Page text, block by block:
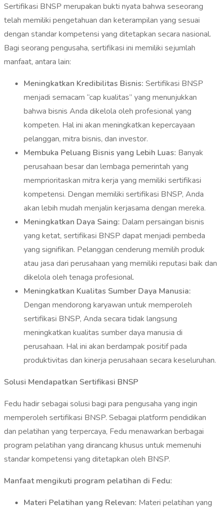
Sertifikasi BNSP merupakan bukti nyata bahwa seseorang
telah memiliki pengetahuan dan keterampilan yang sesuai
dengan standar kompetensi yang ditetapkan secara nasional.
Bagi seorang pengusaha, sertifikasi ini memiliki sejumlah
manfaat, antara lain:
Meningkatkan Kredibilitas Bisnis: Sertifikasi BNSP
menjadi semacam “cap kualitas” yang menunjukkan
bahwa bisnis Anda dikelola oleh profesional yang
kompeten. Hal ini akan meningkatkan kepercayaan
pelanggan, mitra bisnis, dan investor.
Membuka Peluang Bisnis yang Lebih Luas: Banyak
perusahaan besar dan lembaga pemerintah yang
memprioritaskan mitra kerja yang memiliki sertifikasi
kompetensi. Dengan memiliki sertifikasi BNSP, Anda
akan lebih mudah menjalin kerjasama dengan mereka.
Meningkatkan Daya Saing: Dalam persaingan bisnis
yang ketat, sertifikasi BNSP dapat menjadi pembeda
yang signifikan. Pelanggan cenderung memilih produk
atau jasa dari perusahaan yang memiliki reputasi baik dan
dikelola oleh tenaga profesional.
Meningkatkan Kualitas Sumber Daya Manusia:
Dengan mendorong karyawan untuk memperoleh
sertifikasi BNSP, Anda secara tidak langsung
meningkatkan kualitas sumber daya manusia di
perusahaan. Hal ini akan berdampak positif pada
produktivitas dan kinerja perusahaan secara keseluruhan.
Solusi Mendapatkan Sertifikasi BNSP
Fedu hadir sebagai solusi bagi para pengusaha yang ingin
memperoleh sertifikasi BNSP. Sebagai platform pendidikan
dan pelatihan yang terpercaya, Fedu menawarkan berbagai
program pelatihan yang dirancang khusus untuk memenuhi
standar kompetensi yang ditetapkan oleh BNSP.
Manfaat mengikuti program pelatihan di Fedu:
Materi Pelatihan yang Relevan: Materi pelatihan yang